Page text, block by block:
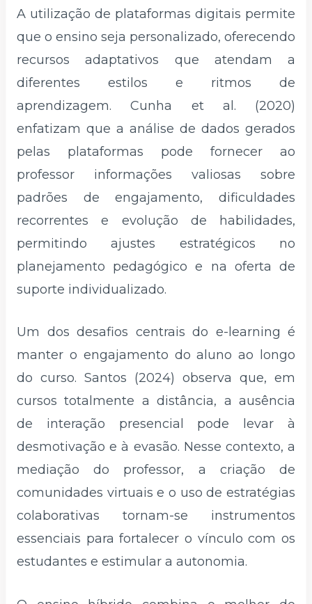
A utilização de plataformas digitais permite
que o ensino seja personalizado, oferecendo
recursos adaptativos que atendam a
diferentes estilos e ritmos de
aprendizagem. Cunha et al. (2020)
enfatizam que a análise de dados gerados
pelas plataformas pode fornecer ao
professor informações valiosas sobre
padrões de engajamento, dificuldades
recorrentes e evolução de habilidades,
permitindo ajustes estratégicos no
planejamento pedagógico e na oferta de
suporte individualizado.
Um dos desafios centrais do e-learning é
manter o engajamento do aluno ao longo
do curso. Santos (2024) observa que, em
cursos totalmente a distância, a ausência
de interação presencial pode levar à
desmotivação e à evasão. Nesse contexto, a
mediação do professor, a criação de
comunidades virtuais e o uso de estratégias
colaborativas tornam-se instrumentos
essenciais para fortalecer o vínculo com os
estudantes e estimular a autonomia.